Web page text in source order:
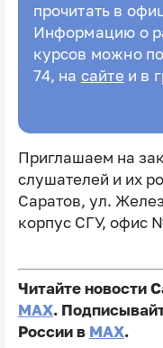
прочитать в
Информацию о
курсов можно
74, на сайте и в
Приглашаем на
слушателей и их
Саратов, ул.
корпус СГУ, офис
Читайте новости
MAX.
России в MAX.